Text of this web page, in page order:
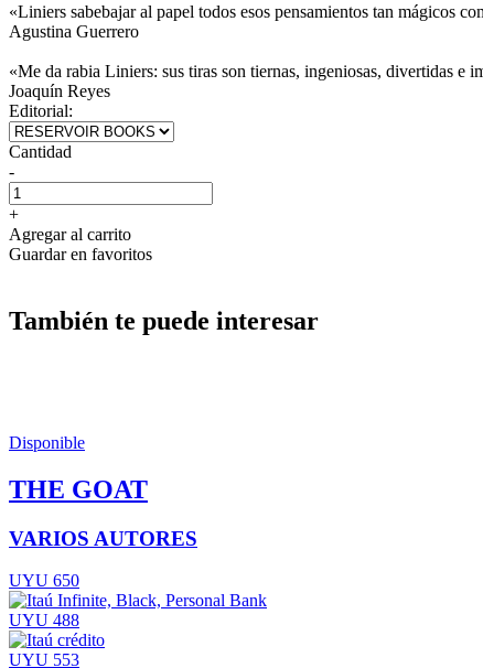
«Liniers sabebajar al papel todos esos pensamientos tan mágicos
Agustina Guerrero
«Me da rabia Liniers: sus tiras son tiernas, ingeniosas, divertidas e
Joaquín Reyes
Editorial:
Cantidad
-
+
Agregar al carrito
Guardar en favoritos
También te puede interesar
Disponible
THE GOAT
VARIOS AUTORES
UYU 650
UYU 488
UYU 553